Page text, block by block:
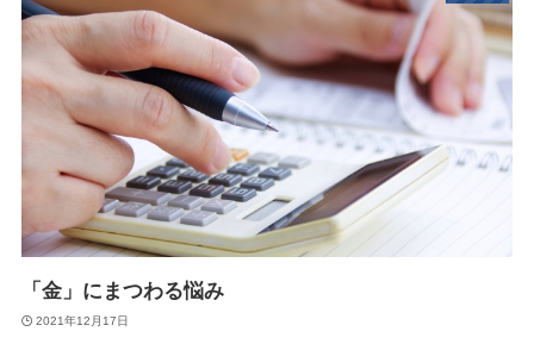
「金」にまつわる悩み
2021年12月17日